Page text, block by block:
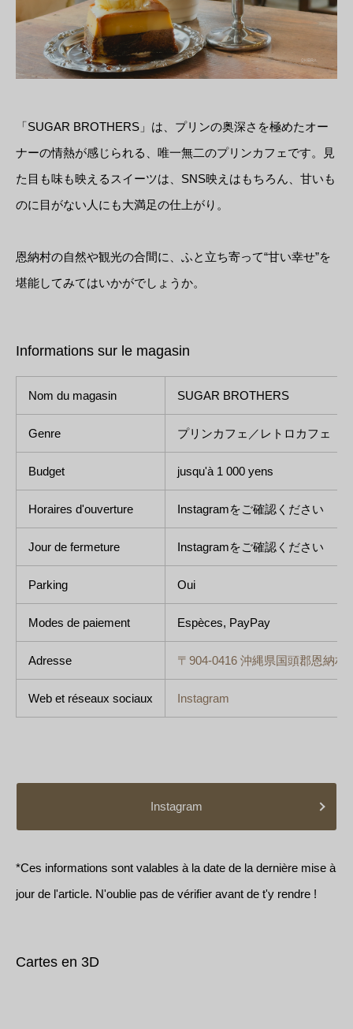
「SUGAR BROTHERS」は、プリンの奥深さを極めたオー
ナーの情熱が感じられる、唯一無二のプリンカフェです。見
た目も味も映えるスイーツは、SNS映えはもちろん、甘いも
のに目がない人にも大満足の仕上がり。
恩納村の自然や観光の合間に、ふと立ち寄って“甘い幸せ”を
堪能してみてはいかがでしょうか。
Informations sur le magasin
Nom du magasin SUGAR BROTHERS
Genre プリンカフェ／レトロカフェ
Budget jusqu'à 1 000 yens
Horaires d'ouverture Instagramをご確認ください
Jour de fermeture Instagramをご確認ください
Parking Oui
Modes de paiement Espèces, PayPay
Adresse 〒904-0416 沖縄県国頭郡恩納村
Web et réseaux sociaux Instagram
Instagram
*Ces informations sont valables à la date de la dernière mise à
jour de l'article. N'oublie pas de vérifier avant de t'y rendre !
Cartes en 3D